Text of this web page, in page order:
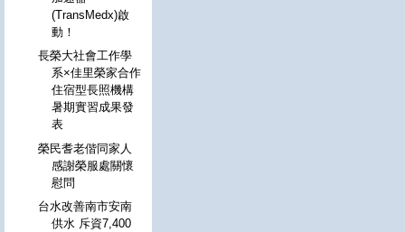
(TransMedx)啟
動！
長榮大社會工作學
系×佳里榮家合作
住宿型長照機構
暑期實習成果發
表
榮民耆老偕同家人
感謝榮服處關懷
慰問
台水改善南市安南
供水 斥資7,400